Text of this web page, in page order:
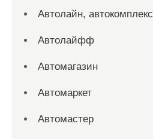
Автолайн, автокомплекс
Автолайфф
Автомагазин
Автомаркет
Автомастер